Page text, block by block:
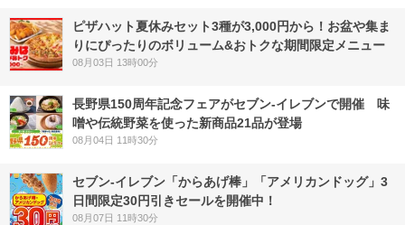
ピザハット夏休みセット3種が3,000円から！お盆や集ま
りにぴったりのボリューム&おトクな期間限定メニュー
08月03日 13時00分
長野県150周年記念フェアがセブン-イレブンで開催 味
噌や伝統野菜を使った新商品21品が登場
08月04日 11時30分
セブン‐イレブン「からあげ棒」「アメリカンドッグ」3
日間限定30円引きセールを開催中！
08月07日 11時30分